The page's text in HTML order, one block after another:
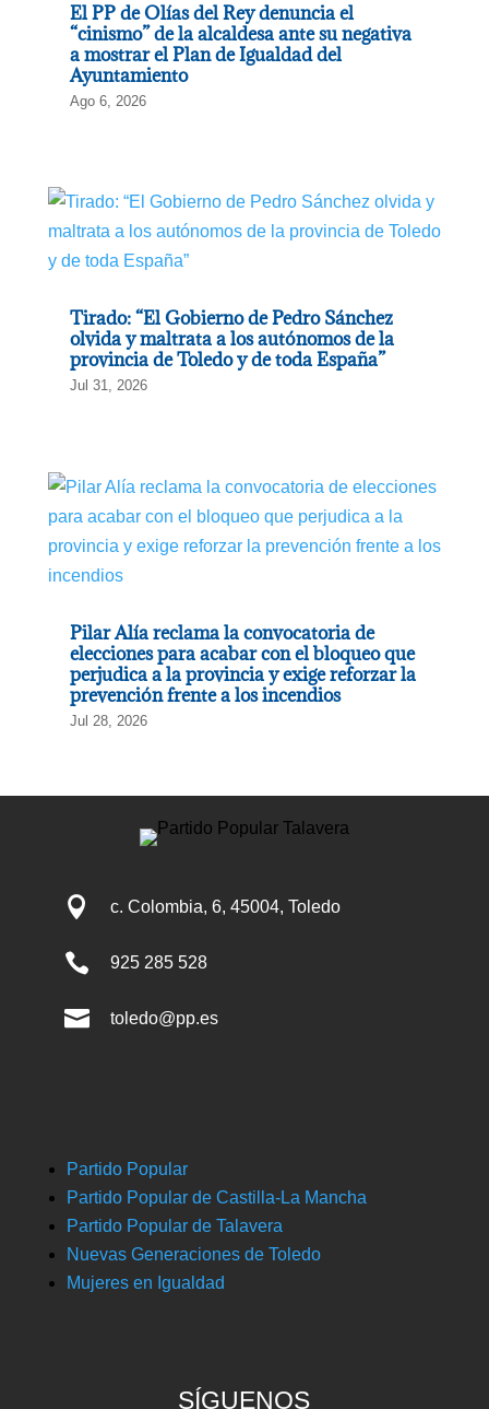
El PP de Olías del Rey denuncia el
“cinismo” de la alcaldesa ante su negativa
a mostrar el Plan de Igualdad del
Ayuntamiento
Ago 6, 2026
Tirado: “El Gobierno de Pedro Sánchez
olvida y maltrata a los autónomos de la
provincia de Toledo y de toda España”
Jul 31, 2026
Pilar Alía reclama la convocatoria de
elecciones para acabar con el bloqueo que
perjudica a la provincia y exige reforzar la
prevención frente a los incendios
Jul 28, 2026
 c. Colombia, 6, 45004, Toledo
 925 285 528
 toledo@pp.es
Partido Popular
Partido Popular de Castilla-La Mancha
Partido Popular de Talavera
Nuevas Generaciones de Toledo
Mujeres en Igualdad
SÍGUENOS